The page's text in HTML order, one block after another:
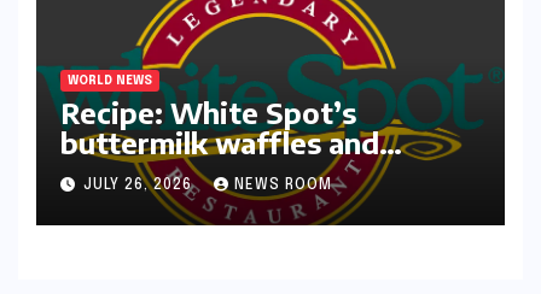
WORLD NEWS
Recipe: White Spot’s
buttermilk waffles and
blueberry compote​Amy Judd​
JULY 26, 2026 NEWS ROOM